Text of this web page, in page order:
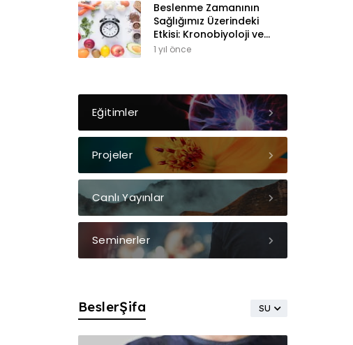
Beslenme Zamanının
Sağlığımız Üzerindeki
Etkisi: Kronobiyoloji ve
Sirkadiyen Ritim
1 yıl önce
Eğitimler
Projeler
Canlı Yayınlar
Seminerler
SU
BeslerŞifa